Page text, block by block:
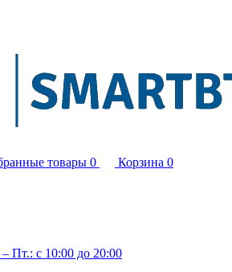
товары 0 Корзина 0
Пт.: с 10:00 до 20:00